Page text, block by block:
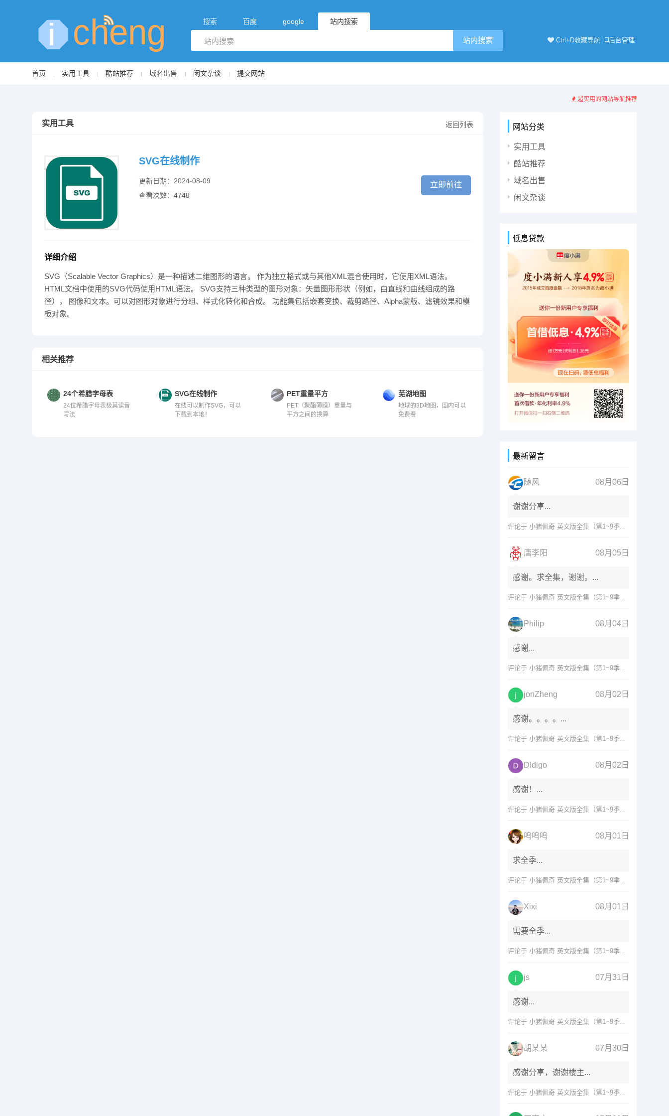
搜索 百度 google 站内搜索
Ctrl+D收藏导航 后台管理
站内搜索
首页 实用工具 酷站推荐 域名出售 闲文杂谈 提交网站
超实用的网站导航推荐
返回列表
实用工具
SVG在线制作
更新日期：2024-08-09
查看次数：4748
立即前往
详细介绍
SVG（Scalable Vector Graphics）是一种描述二维图形的语言。 作为独立格式或与其他XML混合使用时，它使用XML语法。
HTML文档中使用的SVG代码使用HTML语法。 SVG支持三种类型的图形对象：矢量图形形状（例如，由直线和曲线组成的路
径）， 图像和文本。可以对图形对象进行分组、样式化转化和合成。 功能集包括嵌套变换、裁剪路径、Alpha蒙版、滤镜效果和模
板对象。
相关推荐
24个希腊字母表
24位希腊字母表极其读音
写法
SVG在线制作
在线可以制作SVG，可以
下载到本地！
PET重量平方
PET（聚酯薄膜）重量与
平方之间的换算
芜湖地图
地球的3D地图，国内可以
免费看
网站分类
实用工具
酷站推荐
域名出售
闲文杂谈
低息贷款
最新留言
随风 08月06日
谢谢分享...
评论于小猪佩奇 英文版全集（第1~9季）网盘免费下载
唐李阳 08月05日
感谢。求全集，谢谢。...
评论于小猪佩奇 英文版全集（第1~9季）网盘免费下载
Philip 08月04日
感谢...
评论于小猪佩奇 英文版全集（第1~9季）网盘免费下载
jonZheng 08月02日
感谢。。。。...
评论于小猪佩奇 英文版全集（第1~9季）网盘免费下载
DIdigo 08月02日
感谢！...
评论于小猪佩奇 英文版全集（第1~9季）网盘免费下载
呜呜呜 08月01日
求全季...
评论于小猪佩奇 英文版全集（第1~9季）网盘免费下载
Xixi 08月01日
需要全季...
评论于小猪佩奇 英文版全集（第1~9季）网盘免费下载
js 07月31日
感谢...
评论于小猪佩奇 英文版全集（第1~9季）网盘免费下载
胡某某 07月30日
感谢分享，谢谢楼主...
评论于小猪佩奇 英文版全集（第1~9季）网盘免费下载